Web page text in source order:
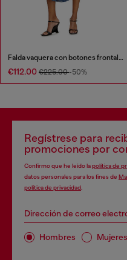
Falda vaquera con botones frontales
€112.00 €225.00-50%
Regístrese para
promociones por
Confirmo que he leído lapolítica de
datos personales para los fines de
política de privacidad
Dirección de correo
Hombres Mujeres